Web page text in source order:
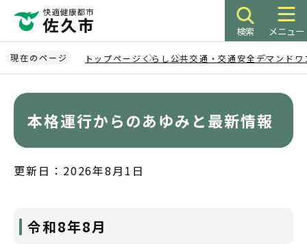
ペ
ー
ジ
検索 メニュー
現在のページ トップページ くらし公共交通・交通安全 デマンド
本格運行からのあゆみと最新情報
更新日：2026年8月1日
令和8年8月